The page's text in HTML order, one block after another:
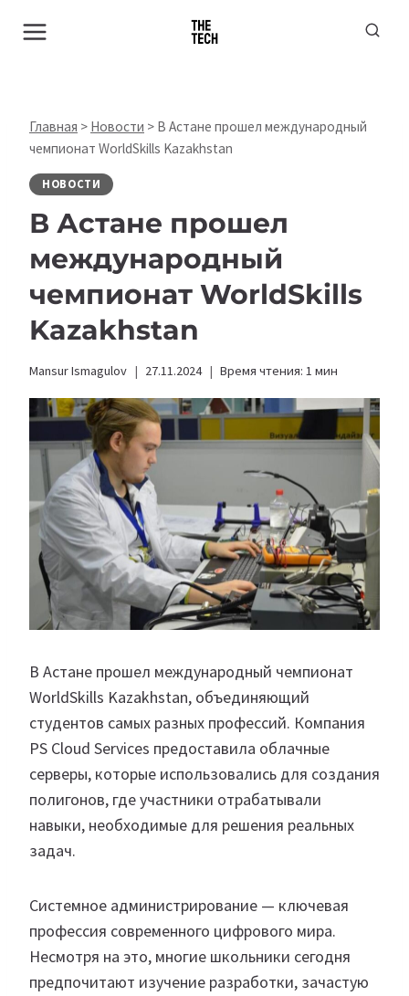
Главная > Новости > В Астане прошел международный
чемпионат WorldSkills Kazakhstan
НОВОСТИ
В Астане прошел
международный
чемпионат WorldSkills
Kazakhstan
Mansur Ismagulov 27.11.2024 Время чтения: 1 мин
В Астане прошел международный чемпионат
WorldSkills Kazakhstan, объединяющий
студентов самых разных профессий. Компания
PS Cloud Services предоставила облачные
серверы, которые использовались для создания
полигонов, где участники отрабатывали
навыки, необходимые для решения реальных
задач.
Системное администрирование — ключевая
профессия современного цифрового мира.
Несмотря на это, многие школьники сегодня
предпочитают изучение разработки, зачастую